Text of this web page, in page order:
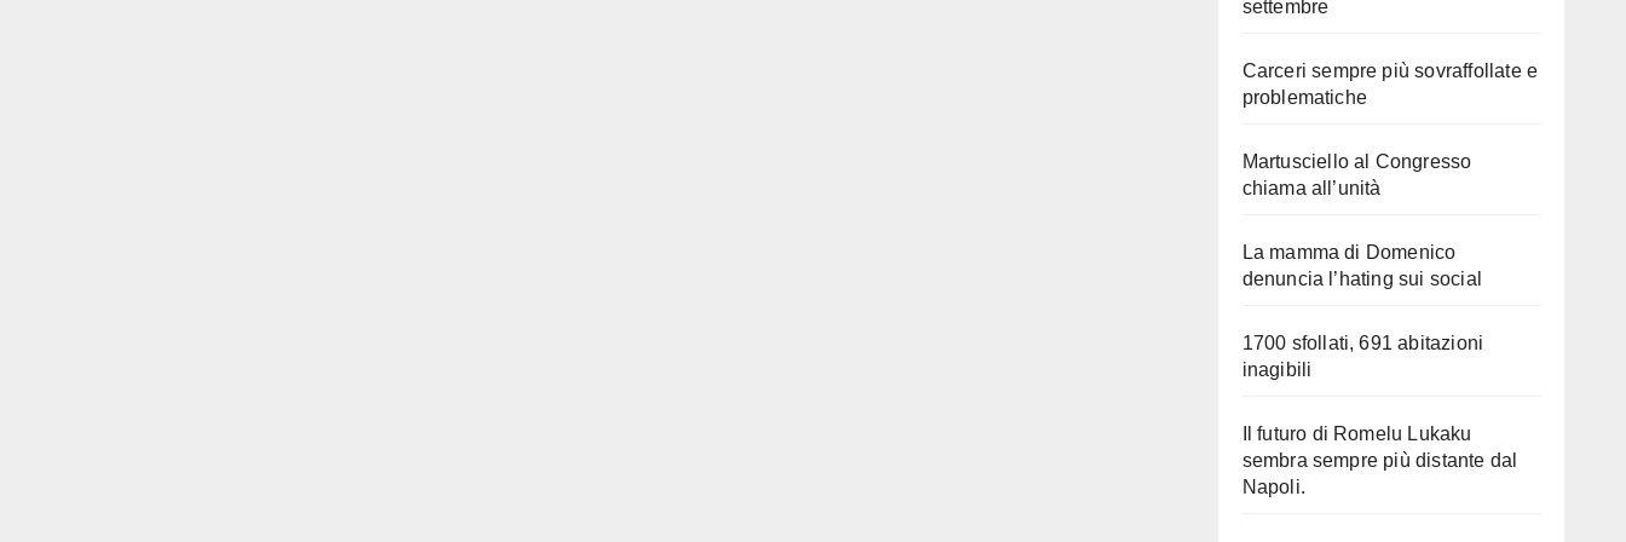
settembre
Carceri sempre più sovraffollate e
problematiche
Martusciello al Congresso
chiama all’unità
La mamma di Domenico
denuncia l’hating sui social
1700 sfollati, 691 abitazioni
inagibili
Il futuro di Romelu Lukaku
sembra sempre più distante dal
Napoli.